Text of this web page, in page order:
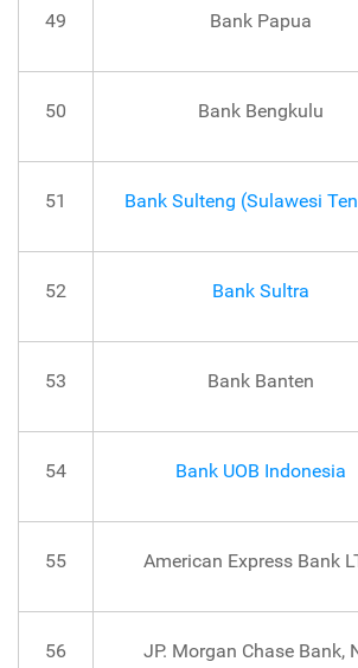
49 Bank Papua
50 Bank Bengkulu
51 Bank Sulteng (Sulawesi
52 Bank Sultra
53 Bank Banten
54 Bank UOB Indonesia
55 American Express Bank
56 JP. Morgan Chase Bank,